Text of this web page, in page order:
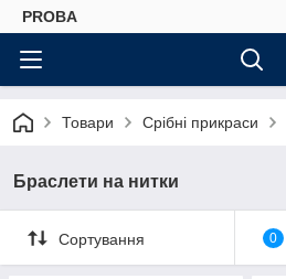
PROBA
Товари Срібні прикраси
Браслети на нитки
Сортування 0